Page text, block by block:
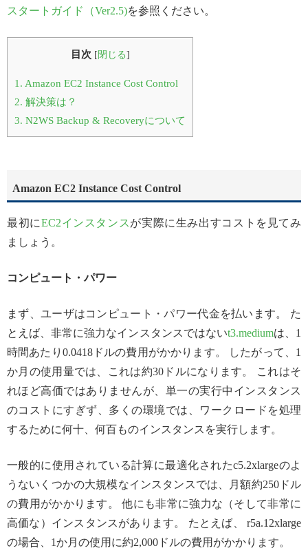
スタートガイド（Ver2.5)を参照ください。
目次 [ 閉じる]
1. Amazon EC2 Instance Cost Control
2. 解決策は？
3. N2WS Backup & Recoveryについて
Amazon EC2 Instance Cost Control
最初にEC2インスタンス が実際に生み出すコストを見てみ
ましょう。
コンピュート・パワー
まず、ユーザはコンピュート・パワー代金を払います。 た
とえば、非常に強力なインスタンスではないt3.mediumは、1
時間あたり0.0418ドルの費用がかかります。 したがって、1
か月の使用量では、これは約30ドルになります。 これはそ
れほど高価ではありませんが、単一の実行中インスタンス
のコストにすぎず、多くの環境では、ワークロードを処理
するために何十、何百ものインスタンスを実行します。
一般的に使用されている計算に最適化されたc5.2xlargeのよ
うないくつかの大規模なインスタンスでは、月額約250ドル
の費用がかかります。 他にも非常に強力な（そして非常に
高価な）インスタンスがあります。 たとえば、 r5a.12xlarge
の場合、1か月の使用に約2,000ドルの費用がかかります。